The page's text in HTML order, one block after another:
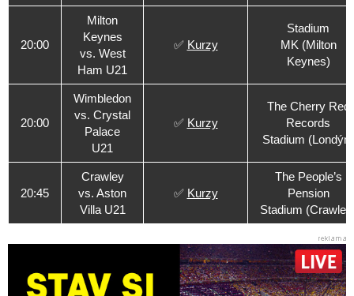
20:00
Milton
Keynes
vs. West
Ham U21
✅ Kurzy
Stadium
MK (Milton
Keynes)
20:00
Wimbledon
vs. Crystal
Palace
U21
✅ Kurzy
The Cherry Red
Records
Stadium (Londýn)
20:45
Crawley
vs. Aston
Villa U21
✅ Kurzy
The People’s
Pension
Stadium